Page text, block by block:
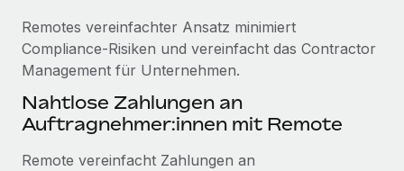
Remotes vereinfachter Ansatz minimiert
Compliance-Risiken und vereinfacht das Contractor
Management für Unternehmen.
Nahtlose Zahlungen an
Auftragnehmer:innen mit Remote
Remote vereinfacht Zahlungen an